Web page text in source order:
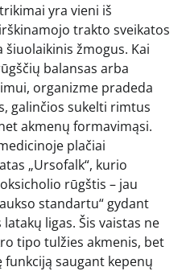
yra vieni iš
trakto sveikatos
žmogus. Kai
balansas arba
organizme pradeda
galinčios sukelti rimtus
akmenų formavimąsi.
plačiai
„Ursofalk“, kurio
rūgštis – jau
standartu“ gydant
ligas. Šis vaistas ne
tipo tulžies akmenis, bet
saugant kepenų